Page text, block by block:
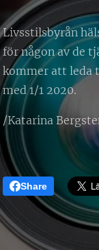
Livsstilsbyrån
för någon av de
kommer att leda
med 1/1 2020.
/Katarina
Share